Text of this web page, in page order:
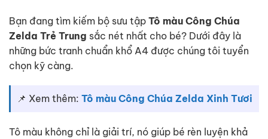
Bạn đang tìm kiếm bộ sưu tập Tô màu Công Chúa
Zelda Trẻ Trung sắc nét nhất cho bé? Dưới đây là
những bức tranh chuẩn khổ A4 được chúng tôi tuyển
chọn kỹ càng.
📌 Xem thêm: Tô màu Công Chúa Zelda Xinh Tươi
Tô màu không chỉ là giải trí, nó giúp bé rèn luyện khả